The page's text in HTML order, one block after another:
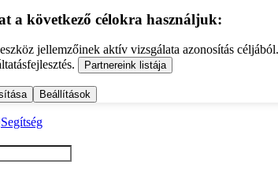
a következő célokra használjuk:
jellemzőinek aktív vizsgálata azonosítás
Partnereink listája
Beállítások
Segítség